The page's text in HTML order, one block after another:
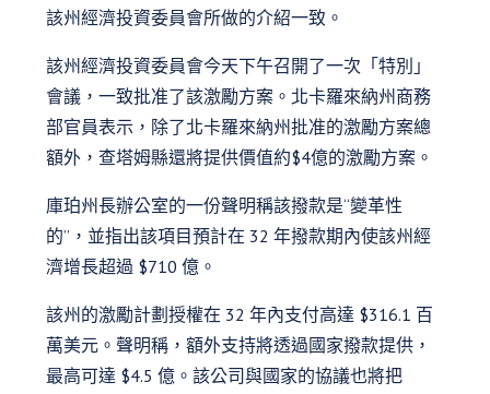
該州經濟投資委員會所做的介紹一致。
該州經濟投資委員會今天下午召開了一次「特別」
會議，一致批准了該激勵方案。北卡羅來納州商務
部官員表示，除了北卡羅來納州批准的激勵方案總
額外，查塔姆縣還將提供價值約$4億的激勵方案。
庫珀州長辦公室的一份聲明稱該撥款是“變革性
的”，並指出該項目預計在 32 年撥款期內使該州經
濟增長超過 $710 億。
該州的激勵計劃授權在 32 年內支付高達 $316.1 百
萬美元。聲明稱，額外支持將透過國家撥款提供，
最高可達 $4.5 億。該公司與國家的協議也將把